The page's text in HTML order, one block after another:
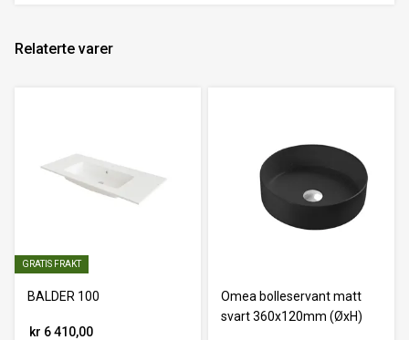
Relaterte varer
GRATIS FRAKT
BALDER 100
kr 6 410,00
Omea bolleservant matt
svart 360x120mm (ØxH)